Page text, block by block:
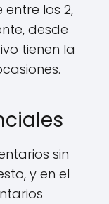
los 2,
desde
tienen la
sin
y en el